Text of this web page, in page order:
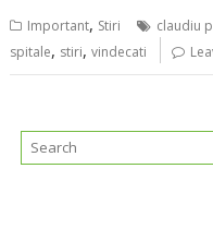
Important, Stiri claudiu
spitale, stiri,vindecati